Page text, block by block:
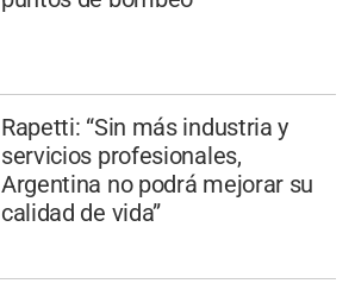
Rapetti: “Sin más industria y
servicios profesionales,
Argentina no podrá mejorar su
calidad de vida”